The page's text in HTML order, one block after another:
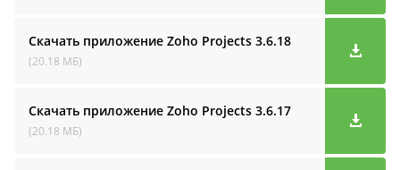
Скачать приложение Zoho Projects 3.6.18
(20.18 МБ)
Скачать приложение Zoho Projects 3.6.17
(20.18 МБ)